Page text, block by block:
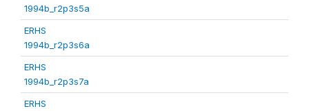
1994b_r2p3s5a
ERHS
1994b_r2p3s6a
ERHS
1994b_r2p3s7a
ERHS